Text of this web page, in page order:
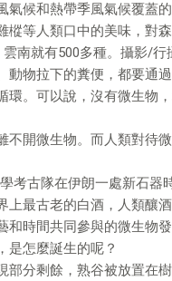
氣候和熱帶季風氣候覆蓋
樅等人類口中的美味，對
南就有500多種。攝影/行
動物拉下的糞便，都要通
環。可以說，沒有微生物
開微生物。而人類對待
考古隊在伊朗一處新石
最古老的白酒，人類釀
和時間共同參與的微生物
是怎麼誕生的呢？
部分剩餘，熟谷被放置在